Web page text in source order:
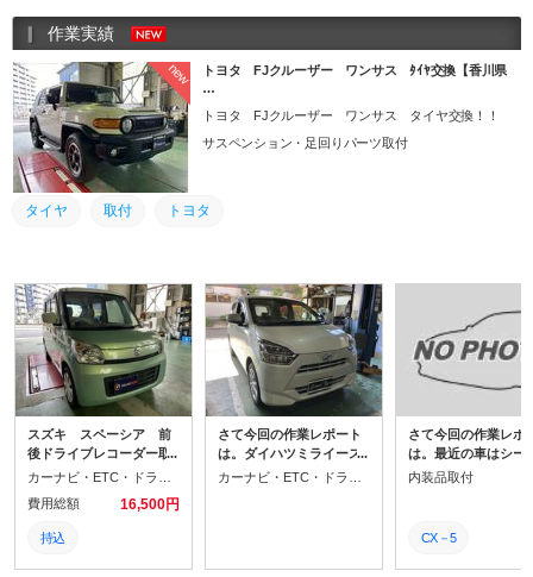
作業実績
new
トヨタ FJクルーザー ワンサス ﾀｲﾔ交換【香川県
…
トヨタ FJクルーザー ワンサス タイヤ交換！！
サスペンション・足回りパーツ取付
タイヤ 取付 トヨタ
スズキ スペーシア 前
後ドライブレコーダー取
付
費用総額
16,500円
持込
さて今回の作業レポート
は。ダイハツミライース
前後カメラドライブレコ
すね。ばっちり取付させ
さて今回の作業レポ
は。最近の車はシー
デザインもお洒落だ
けることで車の雰囲
内装品取付
CX－5